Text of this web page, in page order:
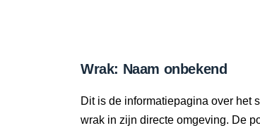
Wrak: Naam onbekend
Dit is de informatiepagina over het
wrak in zijn directe omgeving. De